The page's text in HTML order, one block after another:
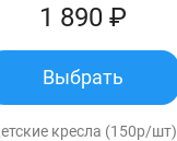
1 890 ₽
Выбрать
кресла (150р/шт)